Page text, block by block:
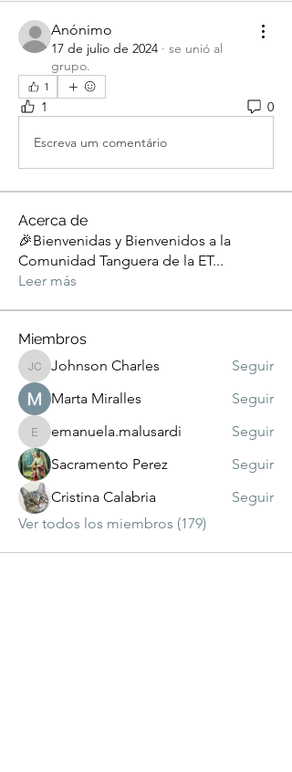
Anónimo
17 de julio de 2024 · se unió al
grupo.
1
1 0
Escreva um comentário
Acerca de
🎉Bienvenidas y Bienvenidos a la
Comunidad Tanguera de la ET...
Leer más
Miembros
Johnson Charles
Johnson Charles
Seguir
Marta Miralles
Seguir
emanuela.malusardi
emanuela.malusardi
Seguir
Sacramento Perez
Seguir
Cristina Calabria
Seguir
Ver todos los miembros (179)